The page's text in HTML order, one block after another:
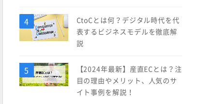
CtoCとは何？デジタル時代を代
表するビジネスモデルを徹底解
説
【2024年最新】産直ECとは？注
目の理由やメリット、人気のサ
イト事例を解説！